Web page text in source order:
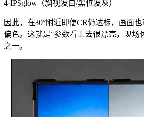
4·IPSglow（斜视发白/黑位发灰）
因此，在80°附近即便CR仍达标，画面
偏色。这就是“参数看上去很漂亮，现场
之一。